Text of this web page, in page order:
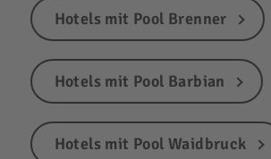
Hotels mit Pool Brenner
Hotels mit Pool Barbian
Hotels mit Pool Waidbruck